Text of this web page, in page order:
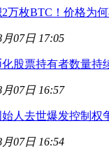
万枚BTC！价格为何
07日 17:05
股票持有者数量持
07日 16:57
人去世爆发控制权
07日 16:54